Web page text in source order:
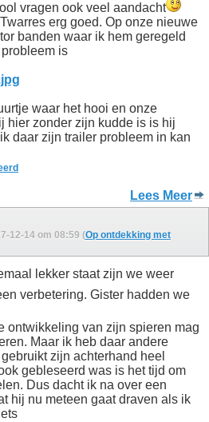
vragen ook veel aandacht
erg goed. Op onze nieuwe
banden waar ik hem geregeld
is
waar het hooi en onze
hier zonder zijn kudde is is hij
daar zijn trailer probleem in kan
Lees Meer
12-14 om 08:59 (Op ontdekking met
lekker staat zijn we weer
verbetering. Gister hadden we
ontwikkeling van zijn spieren mag
Maar ik heb daar andere
zijn achterhand heel
gebleseerd was is het tijd om
Dus dacht ik na over een
hij nu meteen gaat draven als ik